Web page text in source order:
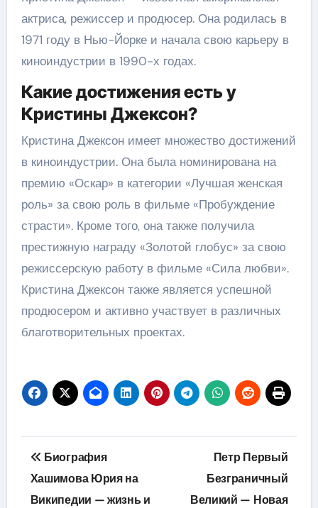
актриса, режиссер и продюсер. Она родилась в
1971 году в Нью-Йорке и начала свою карьеру в
киноиндустрии в 1990-х годах.
Какие достижения есть у
Кристины Джексон?
Кристина Джексон имеет множество достижений
в киноиндустрии. Она была номинирована на
премию «Оскар» в категории «Лучшая женская
роль» за свою роль в фильме «Пробуждение
страсти». Кроме того, она также получила
престижную награду «Золотой глобус» за свою
режиссерскую работу в фильме «Сила любви».
Кристина Джексон также является успешной
продюсером и активно участвует в различных
благотворительных проектах.
Навигация
по
Биография
Хашимова Юрия на
Википедии — жизнь и
Петр Первый
Безграничный
Великий — Новая